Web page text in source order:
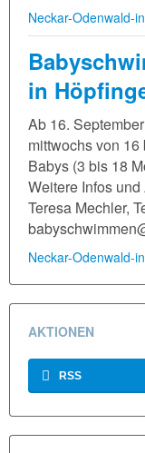
Neckar-Odenwald-
in
Ab 16.
mittwochs von
Babys (3 bis 18
Weitere Infos
Teresa Mechler,
Neckar-Odenwald-
AKTIONEN
RSS